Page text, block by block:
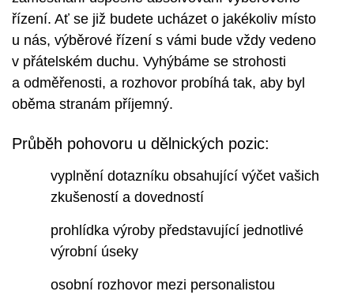
řízení. Ať se již budete ucházet o jakékoliv místo
u nás, výběrové řízení s vámi bude vždy vedeno
v přátelském duchu. Vyhýbáme se strohosti
a odměřenosti, a rozhovor probíhá tak, aby byl
oběma stranám příjemný.
Průběh pohovoru u dělnických pozic:
vyplnění dotazníku obsahující výčet vašich
zkušeností a dovedností
prohlídka výroby představující jednotlivé
výrobní úseky
osobní rozhovor mezi personalistou